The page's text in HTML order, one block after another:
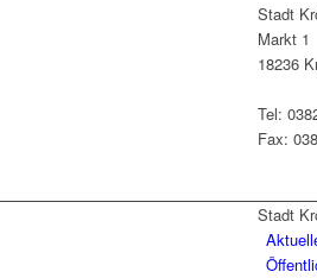
Stadt
Markt 1
18236
Tel:
Fax:
Stadt